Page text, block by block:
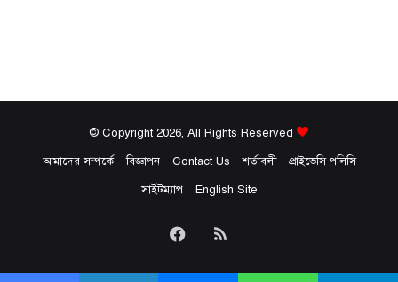
© Copyright 2026, All Rights Reserved
আমাদের সম্পর্কে
বিজ্ঞাপন Contact Us শর্তাবলী
প্রাইভেসি পলিসি
সাইটম্যাপ
English Site
Facebook
RSS